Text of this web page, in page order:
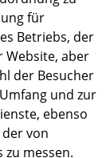
für
Betriebs, der
Website, aber
der Besucher
Umfang und zur
ebenso
von
messen.